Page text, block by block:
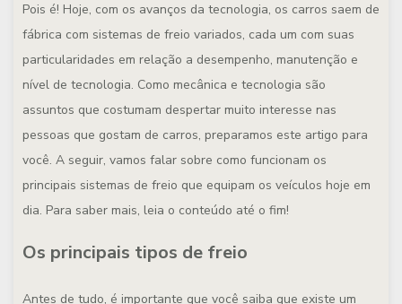
Pois é! Hoje, com os avanços da tecnologia, os carros saem de
fábrica com sistemas de freio variados, cada um com suas
particularidades em relação a desempenho, manutenção e
nível de tecnologia. Como mecânica e tecnologia são
assuntos que costumam despertar muito interesse nas
pessoas que gostam de carros, preparamos este artigo para
você. A seguir, vamos falar sobre como funcionam os
principais sistemas de freio que equipam os veículos hoje em
dia. Para saber mais, leia o conteúdo até o fim!
Os principais tipos de freio
Antes de tudo, é importante que você saiba que existe um